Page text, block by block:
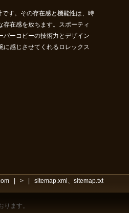
す。その存在感と機能性は、時
在感を放ちます。スポーティ
パーコピーの技術力とデザイン
に感じさせてくれるロレックス
> sitemap.xml 、 sitemap.txt
ます。